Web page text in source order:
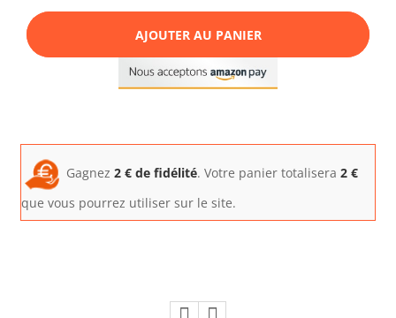
AJOUTER AU PANIER
Gagnez 2 € de fidélité. Votre panier totalisera 2 €
que vous pourrez utiliser sur le site.